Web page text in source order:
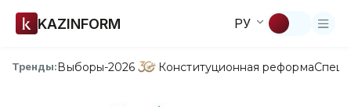
KAZINFORM РУ
Тренды:Выборы-2026 Конституционная реформа